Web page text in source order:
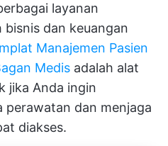
layanan
dan keuangan
Manajemen Pasien
Medis adalah alat
jika Anda ingin
perawatan dan menjaga
diakses.